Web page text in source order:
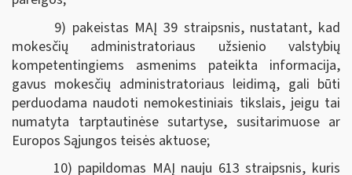
9) pakeistas MAĮ 39 straipsnis, nustatant, kad
mokesčių administratoriaus užsienio valstybių
kompetentingiems asmenims pateikta informacija,
gavus mokesčių administratoriaus leidimą, gali būti
perduodama naudoti nemokestiniais tikslais, jeigu tai
numatyta tarptautinėse sutartyse, susitarimuose ar
Europos Sąjungos teisės aktuose;
10) papildomas MAĮ nauju 613 straipsnis, kuris